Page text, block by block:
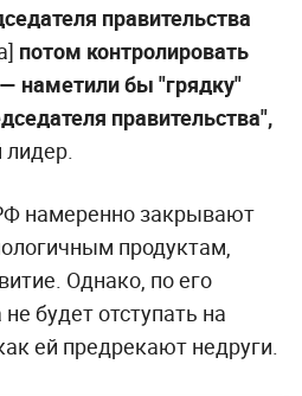
правительства
потом контролировать
— наметили бы "грядку"
правительства",
намеренно закрывают
продуктам,
Однако, по его
будет отступать на
ей предрекают недруги.